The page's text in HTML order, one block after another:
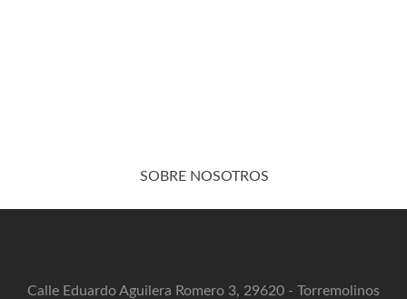
SOBRE NOSOTROS
Calle Eduardo Aguilera Romero 3, 29620 - Torremolinos